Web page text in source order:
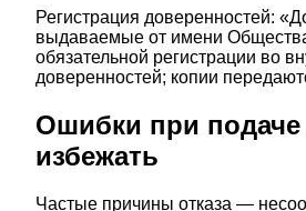
Регистрация доверенностей:
выдаваемые от имени
обязательной регистрации во
доверенностей; копии
Ошибки при подаче
избежать
Частые причины отказа —